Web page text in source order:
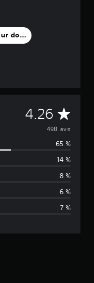
donner un avis
4.26 M
o
y
e
n
d
498 avis
65 %
14 %
8 %
6 %
7 %